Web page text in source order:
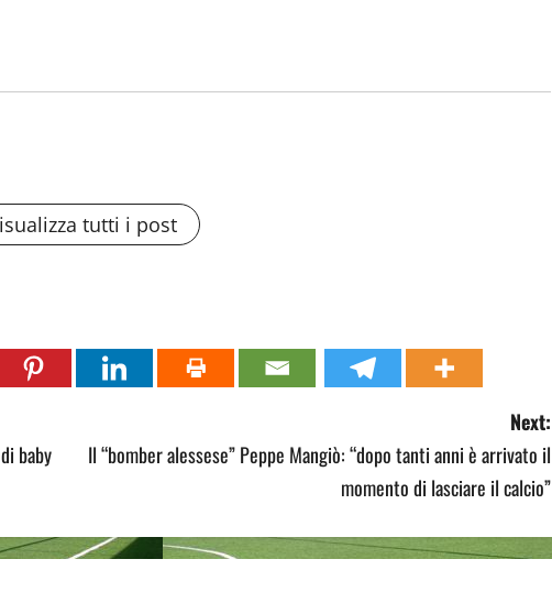
tutti i post
baby
Next:
Il “bomber alessese” Peppe Mangiò: “dopo tanti anni è arrivato il
momento di lasciare il calcio”